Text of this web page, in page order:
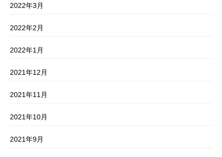
2022年3月
2022年2月
2022年1月
2021年12月
2021年11月
2021年10月
2021年9月